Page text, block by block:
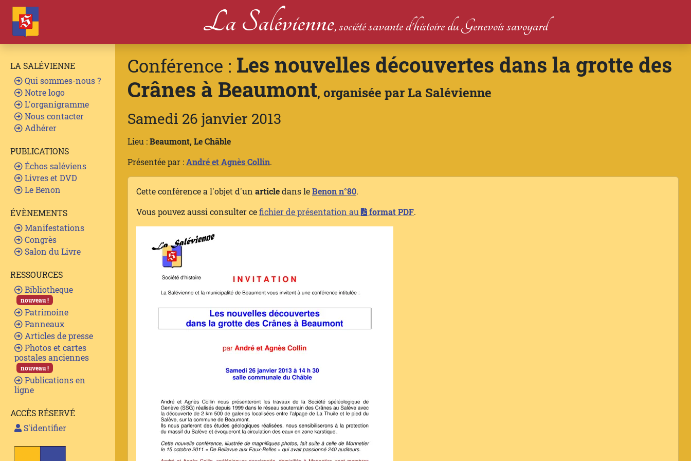
La Salévienne, société savante d'histoire du Genevois savoyard
LA SALÉVIENNE
Qui sommes-nous ?
Notre logo
L'organigramme
Nous contacter
Adhérer
PUBLICATIONS
Échos saléviens
Livres et DVD
Le Benon
ÉVÈNEMENTS
Manifestations
Congrès
Salon du Livre
RESSOURCES
Bibliotheque
nouveau !
Patrimoine
Panneaux
Articles de presse
Photos et cartes
postales anciennes
nouveau !
Publications en
ligne
ACCÈS RÉSERVÉ
S'identifier
Conférence : Les nouvelles découvertes dans la grotte des
Crânes à Beaumont, organisée par La Salévienne
Samedi 26 janvier 2013
Lieu :Beaumont, Le Châble
Présentée par :André et Agnès Collin.
Cette conférence a l'objet d'un articledans leBenon n°80.
Vous pouvez aussi consulter cefichier de présentation au format PDF.